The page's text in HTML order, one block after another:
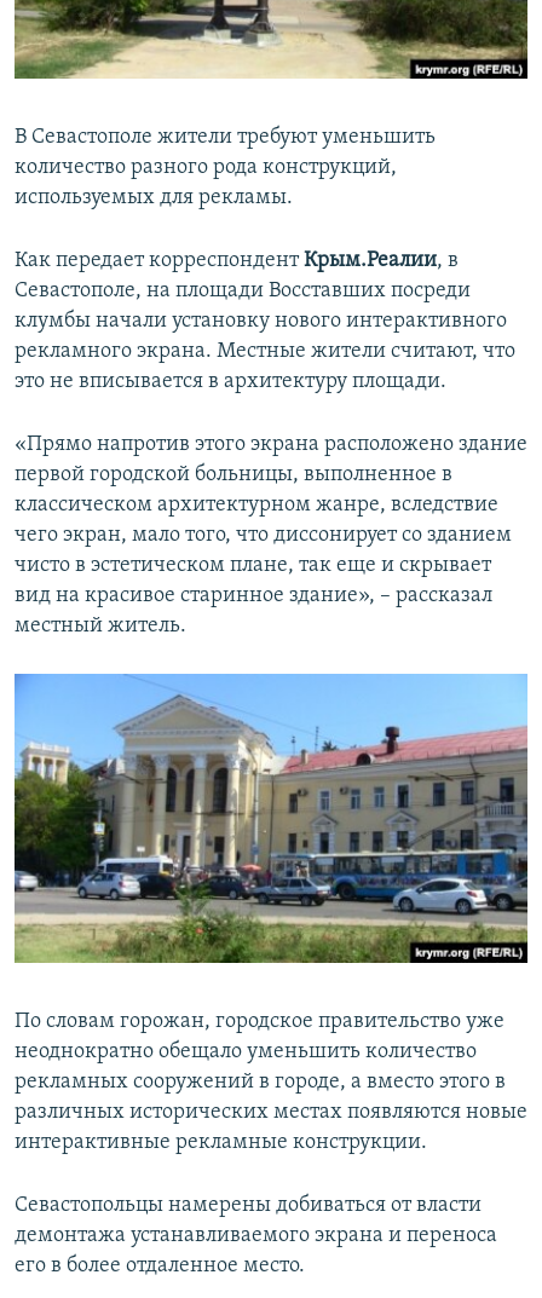
ПОБЕДИТЕЛЕЙ НЕ СУДЯТ?
КРЫМ.НЕПОКОРЕННЫЙ
УКРАИНСКАЯ ПРОБЛЕМА КРЫМА
ПРИСОЕДИНЯЙТЕСЬ!
Все сайты RFE/RL
В Севастополе жители требуют уменьшить
количество разного рода конструкций,
используемых для рекламы.
Как передает корреспондентКрым.Реалии, в
Севастополе, на площади Восставших посреди
клумбы начали установку нового интерактивного
рекламного экрана. Местные жители считают, что
это не вписывается в архитектуру площади.
«Прямо напротив этого экрана расположено здание
первой городской больницы, выполненное в
классическом архитектурном жанре, вследствие
чего экран, мало того, что диссонирует со зданием
чисто в эстетическом плане, так еще и скрывает
вид на красивое старинное здание», – рассказал
местный житель.
По словам горожан, городское правительство уже
неоднократно обещало уменьшить количество
рекламных сооружений в городе, а вместо этого в
различных исторических местах появляются новые
интерактивные рекламные конструкции.
Севастопольцы намерены добиваться от власти
демонтажа устанавливаемого экрана и переноса
его в более отдаленное место.